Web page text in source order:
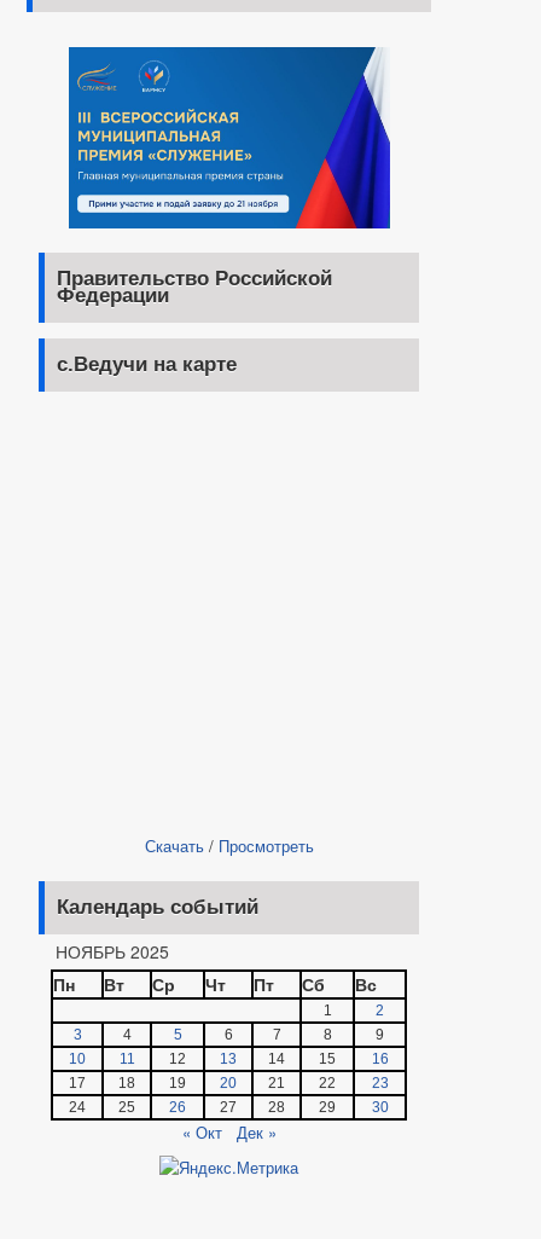
Правительство Российской
Федерации
с.Ведучи на карте
Скачать/ Просмотреть
Календарь событий
НОЯБРЬ 2025
Пн
Вт Ср Чт Пт Сб Вс
1
2
3
4 5 6 7 8
9
10
11 12 13 14 15
16
17
18 19 20 21 22
23
24
25 26 27 28 29 30
« Окт Дек »